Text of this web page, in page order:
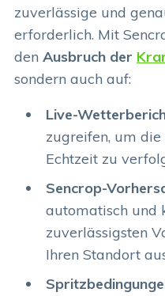
zuverlässige und
erforderlich. Mit
den Ausbruch der
sondern auch auf:
Live-
zugreifen, um
Echtzeit zu
Sencrop-
automatisch und
zuverlässigsten
Ihren Standort